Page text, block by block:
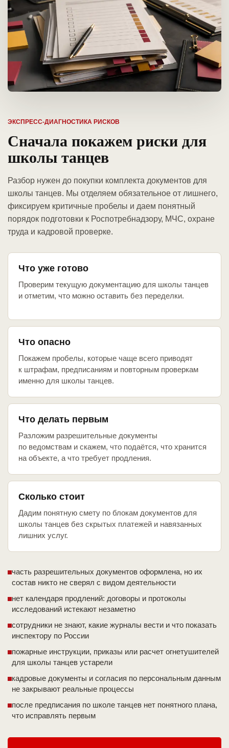
ЭКСПРЕСС-ДИАГНОСТИКА РИСКОВ
Сначала покажем риски для
школы танцев
Разбор нужен до покупки комплекта документов для
школы танцев. Мы отделяем обязательное от лишнего,
фиксируем критичные пробелы и даем понятный
порядок подготовки к Роспотребнадзору, МЧС, охране
труда и кадровой проверке.
Что уже готово
Проверим текущую документацию для школы танцев
и отметим, что можно оставить без переделки.
Что опасно
Покажем пробелы, которые чаще всего приводят
к штрафам, предписаниям и повторным проверкам
именно для школы танцев.
Что делать первым
Разложим разрешительные документы
по ведомствам и скажем, что подаётся, что хранится
на объекте, а что требует продления.
Сколько стоит
Дадим понятную смету по блокам документов для
школы танцев без скрытых платежей и навязанных
лишних услуг.
часть разрешительных документов оформлена, но их
состав никто не сверял с видом деятельности
нет календаря продлений: договоры и протоколы
исследований истекают незаметно
сотрудники не знают, какие журналы вести и что показать
инспектору по России
пожарные инструкции, приказы или расчет огнетушителей
для школы танцев устарели
кадровые документы и согласия по персональным данным
не закрывают реальные процессы
после предписания по школе танцев нет понятного плана,
что исправлять первым